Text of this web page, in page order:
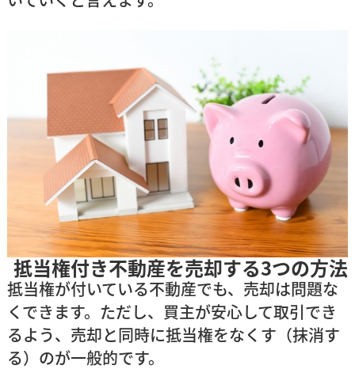
抵当権付き不動産を売却する3つの方法
抵当権が付いている不動産でも、売却は問題な
くできます。ただし、買主が安心して取引でき
るよう、売却と同時に抵当権をなくす（抹消す
る）のが一般的です。